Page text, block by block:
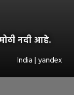
नदी आहे.
India | yandex